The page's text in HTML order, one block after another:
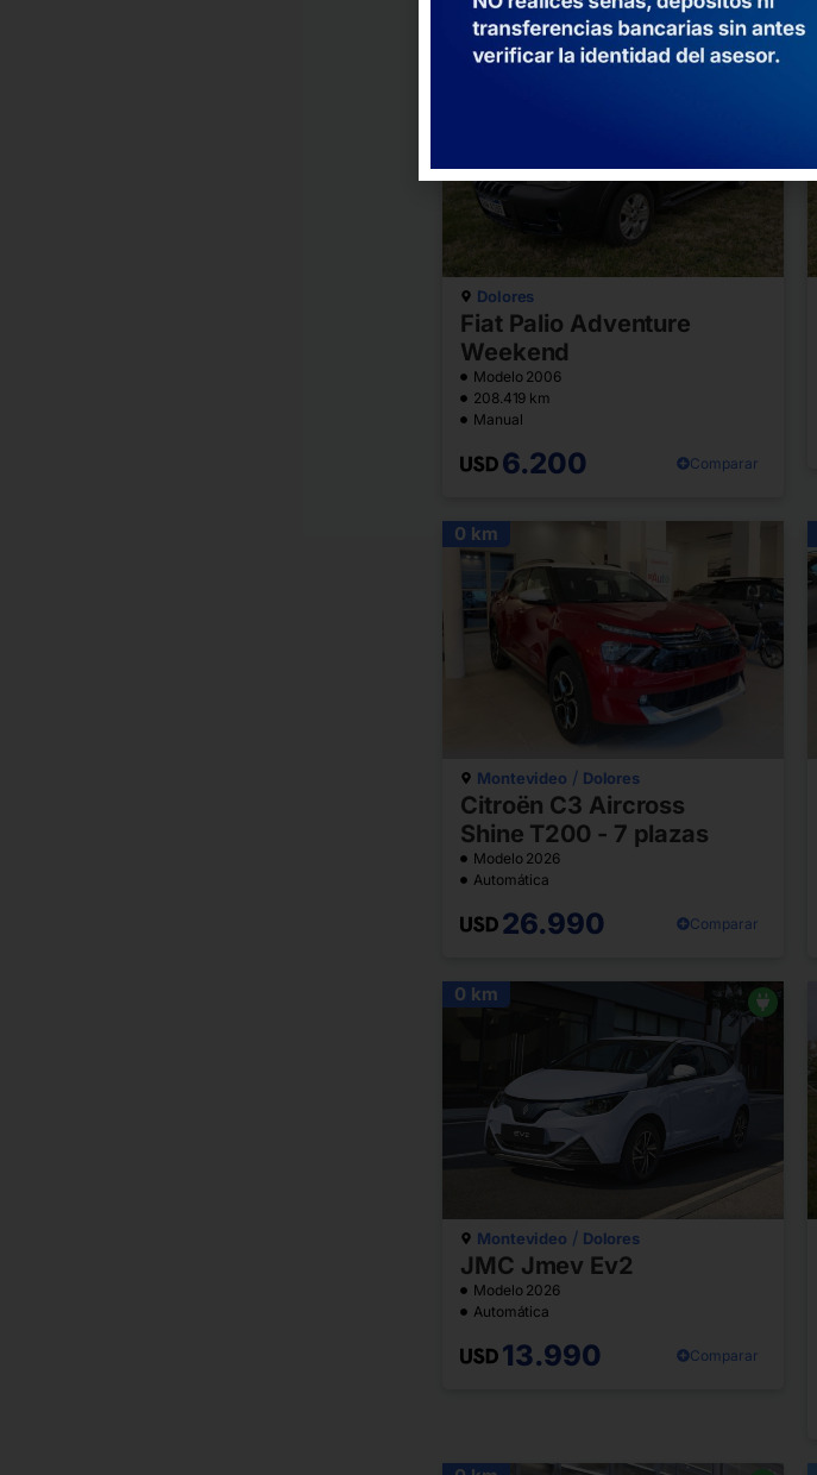
Dolores
Fiat Palio Adventure
Weekend
Modelo 2006
208.419 km
Manual
6.200 Comparar
0 km
Montevideo / Dolores
Citroën C3 Aircross
Shine T200 - 7 plazas
Modelo 2026
Automática
26.990 Comparar
0 km
Montevideo / Dolores
JMC Jmev Ev2
Modelo 2026
Automática
13.990 Comparar